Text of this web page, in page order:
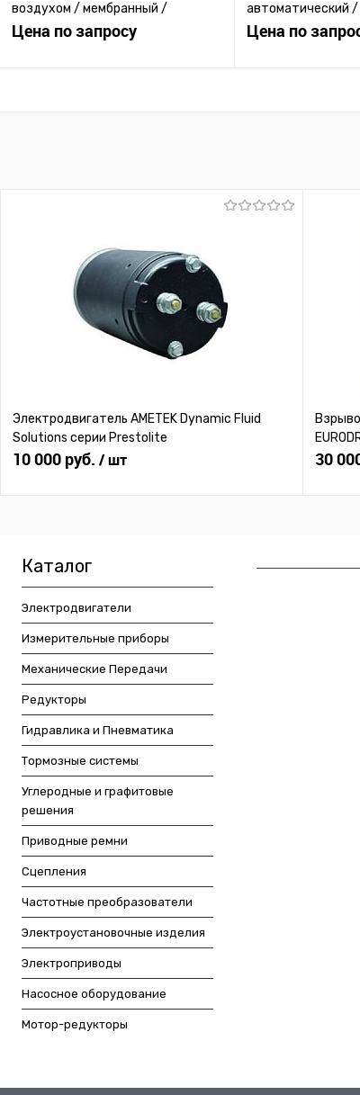
воздухом / мембранный /
компактный / модульный
Цена по запросу
автоматический /
контролируемый
Цена по
Электродвигатель AMETEK Dynamic Fluid
Solutions серии Prestolite
10 000 руб. / шт 30
Каталог
Электродвигатели
Измерительные приборы
Механические Передачи
Редукторы
Гидравлика и Пневматика
Тормозные системы
Углеродные и графитовые
решения
Приводные ремни
Сцепления
Частотные преобразователи
Электроустановочные изделия
Электроприводы
Насосное оборудование
Мотор-редукторы